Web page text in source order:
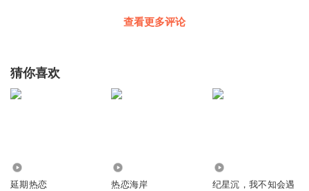
查看更多评论
猜你喜欢
延期热恋 热恋海岸
纪星沉，我不知会遇